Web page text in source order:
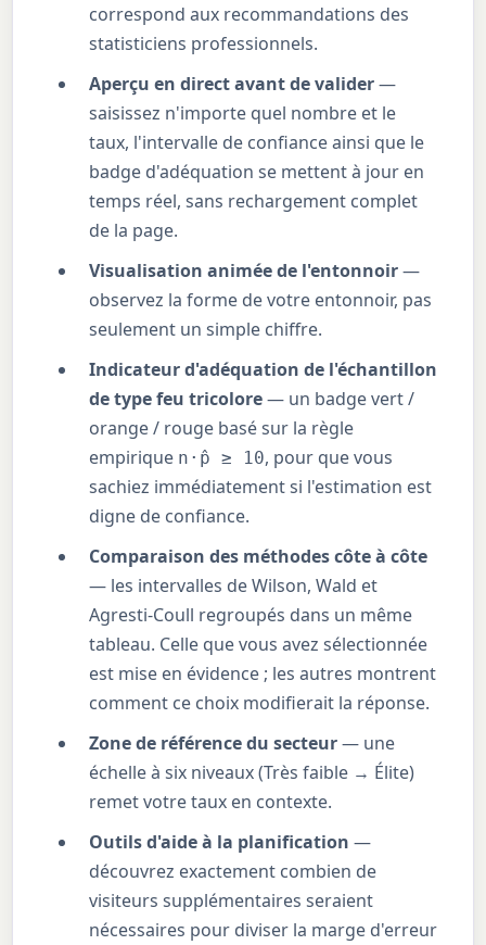
correspond aux recommandations des
statisticiens professionnels.
Aperçu en direct avant de valider—
saisissez n'importe quel nombre et le
taux, l'intervalle de confiance ainsi que le
badge d'adéquation se mettent à jour en
temps réel, sans rechargement complet
de la page.
Visualisation animée de l'entonnoir—
observez la forme de votre entonnoir, pas
seulement un simple chiffre.
Indicateur d'adéquation de l'échantillon
de type feu tricolore— un badge vert /
orange / rouge basé sur la règle
empirique n·p̂ ≥ 10, pour que vous
sachiez immédiatement si l'estimation est
digne de confiance.
Comparaison des méthodes côte à côte
— les intervalles de Wilson, Wald et
Agresti-Coull regroupés dans un même
tableau. Celle que vous avez sélectionnée
est mise en évidence ; les autres montrent
comment ce choix modifierait la réponse.
Zone de référence du secteur— une
échelle à six niveaux (Très faible → Élite)
remet votre taux en contexte.
Outils d'aide à la planification —
découvrez exactement combien de
visiteurs supplémentaires seraient
nécessaires pour diviser la marge d'erreur